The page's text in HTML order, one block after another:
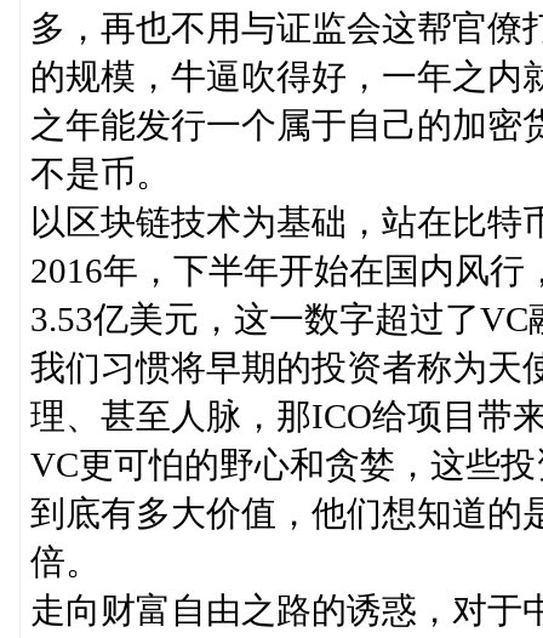
多，再也不用与证监会这帮官僚
的规模，牛逼吹得好，一年之
之年能发行一个属于自己的加密
不是币。
以区块链技术为基础，站在比特
2016年，下半年开始在国内风
3.53亿美元，这一数字超过了
我们习惯将早期的投资者称为天
理、甚至人脉，那ICO给项目带
VC更可怕的野心和贪婪，这些
到底有多大价值，他们想知道的
倍。
走向财富自由之路的诱惑，对于